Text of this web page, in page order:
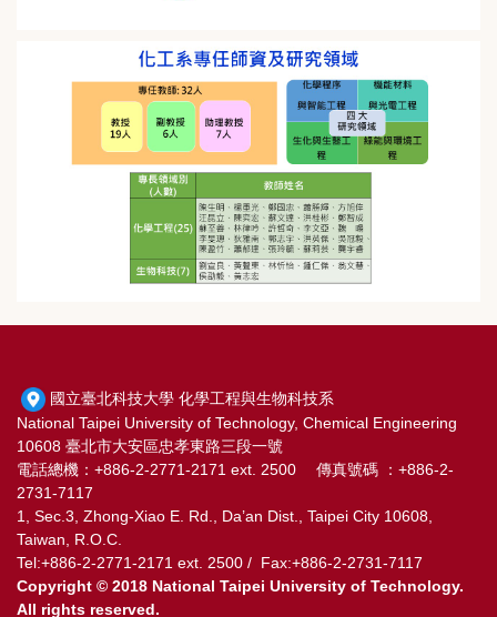
國立臺北科技大學 化學工程與生物科技系
National Taipei University of Technology, Chemical Engineering
10608 臺北市大安區忠孝東路三段一號
電話總機：+886-2-2771-2171 ext. 2500 傳真號碼 ：+886-2-
2731-7117
1, Sec.3, Zhong-Xiao E. Rd., Da’an Dist., Taipei City 10608,
Taiwan, R.O.C.
Tel:+886-2-2771-2171 ext. 2500 / Fax:+886-2-2731-7117
Copyright © 2018 National Taipei University of Technology.
All rights reserved.